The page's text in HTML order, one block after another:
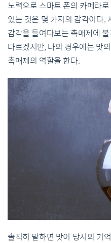
노력으로 스마트 폰의 카메라
있는 것은 몇 가지의 감각이다.
감각을 들여다보는 촉매제에
다르겠지만, 나의 경우에는 맛
촉매제의 역할을 한다.
솔직히 말하면 맛이 당시의 기